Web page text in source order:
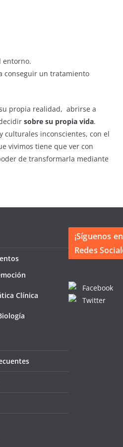
entorno.
conseguir un tratamiento
propia realidad, abrirse a
sobre su propia vida.
culturales inconscientes, con el
vivimos tiene que ver con
de transformarla mediante
Clínica
¡Síguenos
Redes
Facebook
Twitter